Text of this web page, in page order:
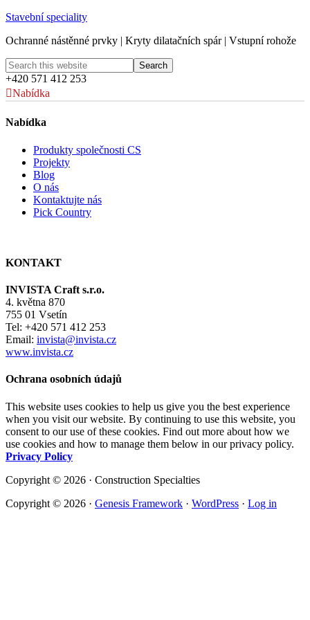
Stavební speciality
Ochranné nástěnné prvky | Kryty dilatačních spár | Vstupní rohože
+420 571 412 253
Nabídka
Nabídka
Produkty společnosti CS
Projekty
Blog
O nás
Kontaktujte nás
Pick Country
KONTAKT
INVISTA Craft s.r.o.
4. května 870
755 01 Vsetín
Tel: +420 571 412 253
Email: invista@invista.cz
www.invista.cz
Ochrana osobních údajů
This website uses cookies to help us give you the best experience
when you visit our website. By continuing to use this website, you
consent to our use of these cookies. Find out more about how we
use cookies and how to manage them below in our privacy policy.
Privacy Policy
Copyright © 2026 · Construction Specialties
Copyright © 2026 · Genesis Framework · WordPress · Log in